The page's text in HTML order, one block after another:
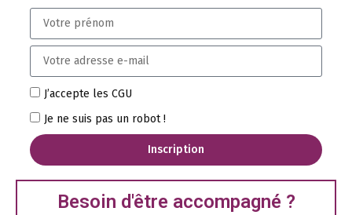
J’accepte les CGU
Je ne suis pas un robot !
Inscription
Besoin d'être accompagné ?